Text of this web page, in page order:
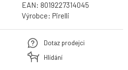
EAN: 8019227314045
Výrobce: Pirelli
Dotaz prodejci
Hlídání